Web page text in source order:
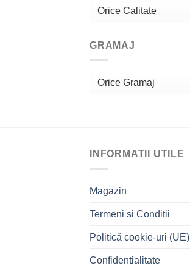
GRAMAJ
INFORMATII UTILE
Magazin
Termeni si Conditii
Politică cookie-uri (UE)
Confidentialitate